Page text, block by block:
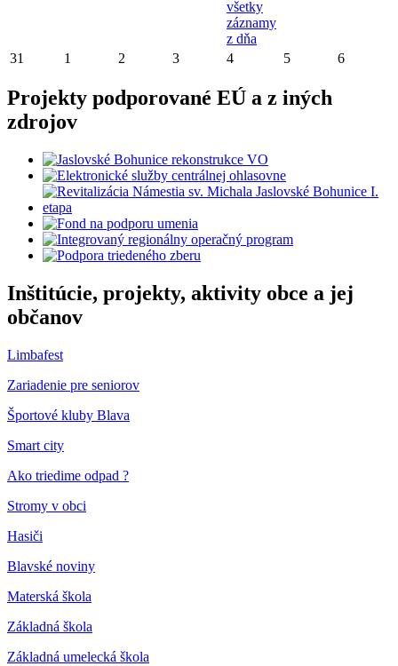
všetky
záznamy
z dňa
31 1 2 3 4 5 6
Projekty podporované EÚ a z iných
zdrojov
Inštitúcie, projekty, aktivity obce a jej
občanov
Limbafest
Zariadenie pre seniorov
Športové kluby Blava
Smart city
Ako triedime odpad ?
Stromy v obci
Hasiči
Blavské noviny
Materská škola
Základná škola
Základná umelecká škola